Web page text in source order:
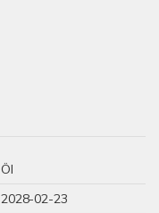
Öl
2028-02-23